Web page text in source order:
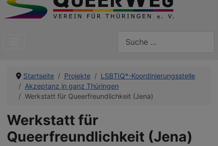
Startseite Projekte
LSBTIQ*-Koordinierungsstelle
Akzeptanz in ganz Thüringen
Werkstatt für Queerfreundlichkeit (Jena)
Werkstatt für
Queerfreundlichkeit (Jena)